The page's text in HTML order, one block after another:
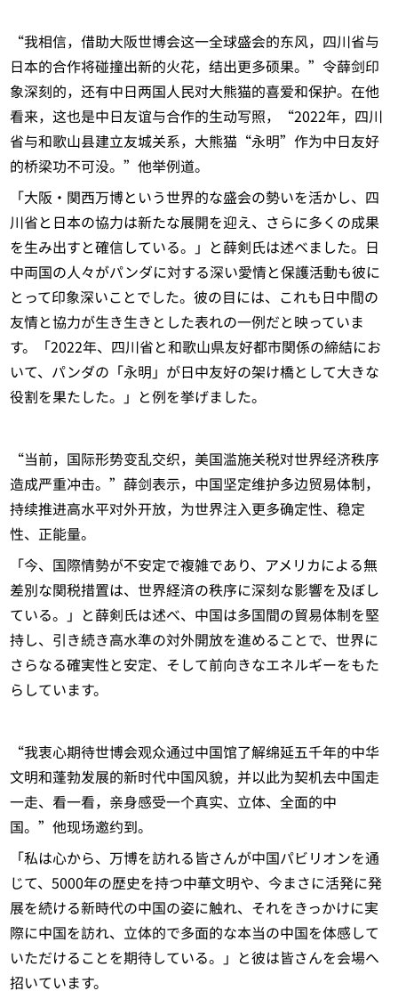
“我相信，借助大阪世博会这一全球盛会的东风，四川省与
日本的合作将碰撞出新的火花，结出更多硕果。”令薛剑印
象深刻的，还有中日两国人民对大熊猫的喜爱和保护。在他
看来，这也是中日友谊与合作的生动写照，“2022年，四川
省与和歌山县建立友城关系，大熊猫“永明”作为中日友好
的桥梁功不可没。”他举例道。
「大阪・関西万博という世界的な盛会の勢いを活かし、四
川省と日本の協力は新たな展開を迎え、さらに多くの成果
を生み出すと確信している。」と薛剣氏は述べました。日
中両国の人々がパンダに対する深い愛情と保護活動も彼に
とって印象深いことでした。彼の目には、これも日中間の
友情と協力が生き生きとした表れの一例だと映っていま
す。「2022年、四川省と和歌山県友好都市関係の締結にお
いて、パンダの「永明」が日中友好の架け橋として大きな
役割を果たした。」と例を挙げました。
“当前，国际形势变乱交织，美国滥施关税对世界经济秩序
造成严重冲击。”薛剑表示，中国坚定维护多边贸易体制，
持续推进高水平对外开放，为世界注入更多确定性、稳定
性、正能量。
「今、国際情勢が不安定で複雑であり、アメリカによる無
差別な関税措置は、世界経済の秩序に深刻な影響を及ぼし
ている。」と薛剣氏は述べ、中国は多国間の貿易体制を堅
持し、引き続き高水準の対外開放を進めることで、世界に
さらなる確実性と安定、そして前向きなエネルギーをもた
らしています。
“我衷心期待世博会观众通过中国馆了解绵延五千年的中华
文明和蓬勃发展的新时代中国风貌，并以此为契机去中国走
一走、看一看，亲身感受一个真实、立体、全面的中
国。”他现场邀约到。
「私は心から、万博を訪れる皆さんが中国パビリオンを通
じて、5000年の歴史を持つ中華文明や、今まさに活発に発
展を続ける新時代の中国の姿に触れ、それをきっかけに実
際に中国を訪れ、立体的で多面的な本当の中国を体感して
いただけることを期待している。」と彼は皆さんを会場へ
招いています。